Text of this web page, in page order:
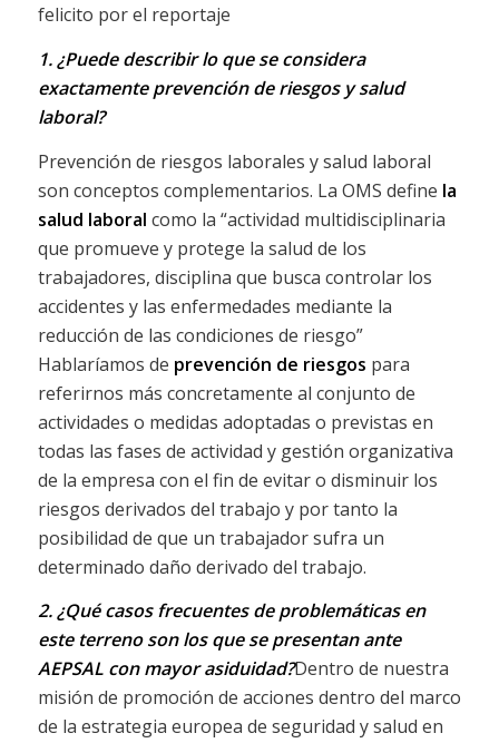
felicito por el reportaje
1. ¿Puede describir lo que se considera
exactamente prevención de riesgos y salud
laboral?
Prevención de riesgos laborales y salud laboral
son conceptos complementarios. La OMS define la
salud laboral como la “actividad multidisciplinaria
que promueve y protege la salud de los
trabajadores, disciplina que busca controlar los
accidentes y las enfermedades mediante la
reducción de las condiciones de riesgo”
Hablaríamos de prevención de riesgos para
referirnos más concretamente al conjunto de
actividades o medidas adoptadas o previstas en
todas las fases de actividad y gestión organizativa
de la empresa con el fin de evitar o disminuir los
riesgos derivados del trabajo y por tanto la
posibilidad de que un trabajador sufra un
determinado daño derivado del trabajo.
2. ¿Qué casos frecuentes de problemáticas en
este terreno son los que se presentan ante
AEPSAL con mayor asiduidad?Dentro de nuestra
misión de promoción de acciones dentro del marco
de la estrategia europea de seguridad y salud en